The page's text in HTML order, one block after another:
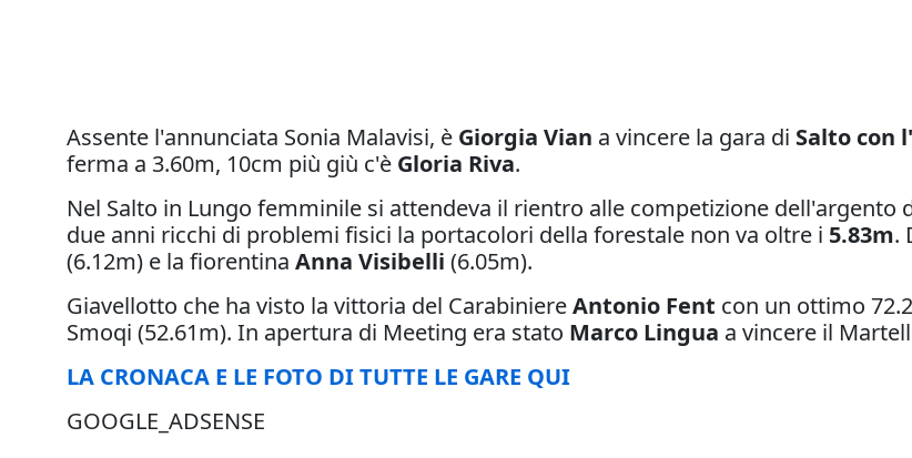
Assente l'annunciata Sonia Malavisi, è Giorgia Vian a vincere la gara di Salto con
ferma a 3.60m, 10cm più giù c'è Gloria Riva.
Nel Salto in Lungo femminile si attendeva il rientro alle competizione dell'argento
due anni ricchi di problemi fisici la portacolori della forestale non va oltre i 5.83m.
(6.12m) e la fiorentina Anna Visibelli (6.05m).
Giavellotto che ha visto la vittoria del CarabiniereAntonio Fent con un ottimo
Smoqi (52.61m). In apertura di Meeting era stato Marco Lingua a vincere il
LA CRONACA E LE FOTO DI TUTTE LE GARE QUI
GOOGLE_ADSENSE